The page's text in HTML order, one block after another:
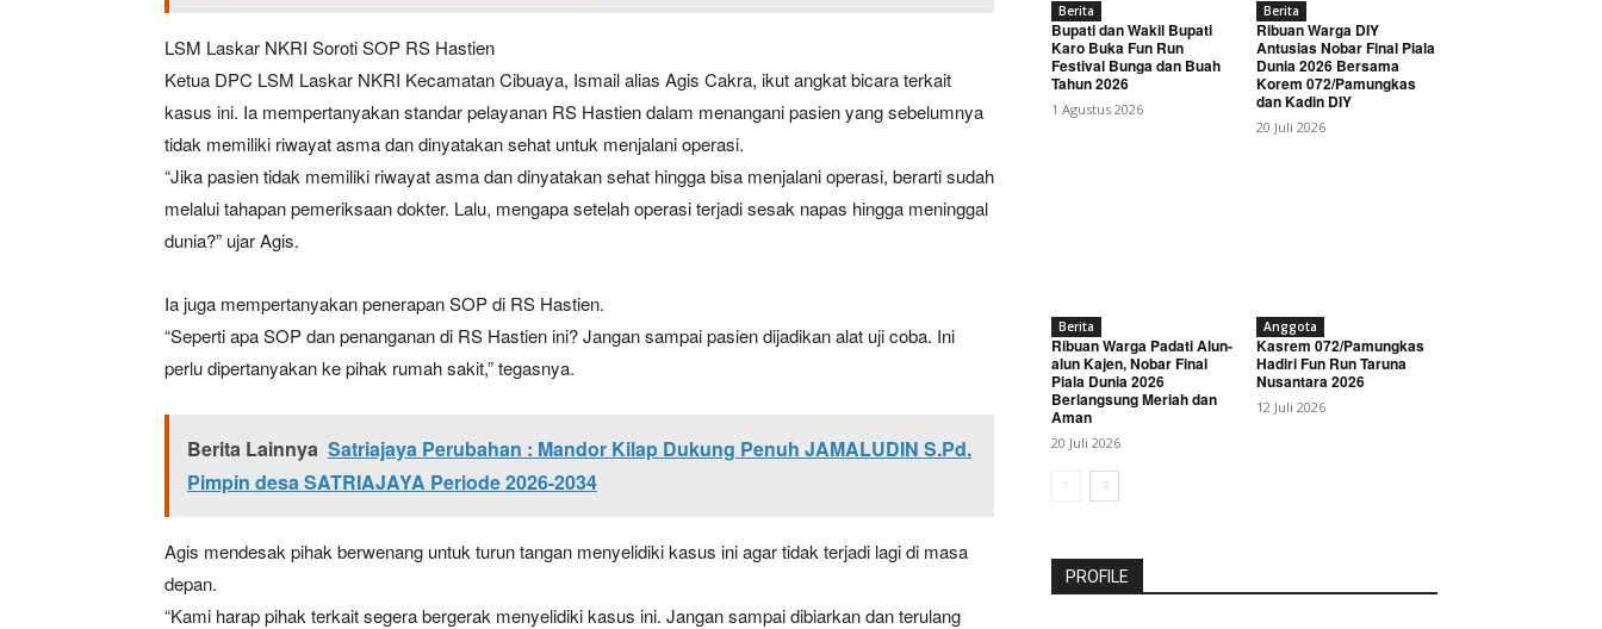
LSM Laskar NKRI Soroti SOP RS Hastien
Ketua DPC LSM Laskar NKRI Kecamatan Cibuaya, Ismail alias Agis Cakra, ikut angkat bicara terkait
kasus ini. Ia mempertanyakan standar pelayanan RS Hastien dalam menangani pasien yang sebelumnya
tidak memiliki riwayat asma dan dinyatakan sehat untuk menjalani operasi.
“Jika pasien tidak memiliki riwayat asma dan dinyatakan sehat hingga bisa menjalani operasi, berarti sudah
melalui tahapan pemeriksaan dokter. Lalu, mengapa setelah operasi terjadi sesak napas hingga meninggal
dunia?” ujar Agis.
Ia juga mempertanyakan penerapan SOP di RS Hastien.
“Seperti apa SOP dan penanganan di RS Hastien ini? Jangan sampai pasien dijadikan alat uji coba. Ini
perlu dipertanyakan ke pihak rumah sakit,” tegasnya.
Berita Lainnya Satriajaya Perubahan : Mandor Kilap Dukung Penuh JAMALUDIN S.Pd.
Pimpin desa SATRIAJAYA Periode 2026-2034
Agis mendesak pihak berwenang untuk turun tangan menyelidiki kasus ini agar tidak terjadi lagi di masa
depan.
“Kami harap pihak terkait segera bergerak menyelidiki kasus ini. Jangan sampai dibiarkan dan terulang
Berita
Bupati dan Wakil Bupati
Karo Buka Fun Run
Festival Bunga dan Buah
Tahun 2026
1 Agustus 2026
Berita
Ribuan Warga DIY
Antusias Nobar Final Piala
Dunia 2026 Bersama
Korem 072/Pamungkas
dan Kadin DIY
20 Juli 2026
Berita
Ribuan Warga Padati Alun-
alun Kajen, Nobar Final
Piala Dunia 2026
Berlangsung Meriah dan
Aman
20 Juli 2026
Anggota
Kasrem 072/Pamungkas
Hadiri Fun Run Taruna
Nusantara 2026
12 Juli 2026
PROFILE